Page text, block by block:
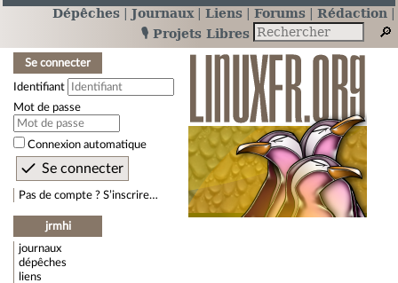
Dépêches Journaux Liens Forums
Rédaction
🎙️ Projets Libres
Se connecter
Identifiant
Mot de passe
Connexion automatique
Pas de compte ? S’inscrire…
jrmhi
journaux
dépêches
liens